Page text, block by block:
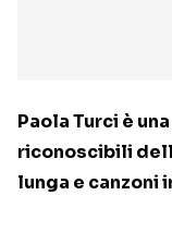
Paola Turci è
riconoscibili
lunga e canzoni